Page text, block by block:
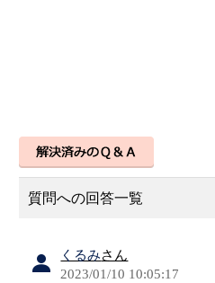
質問への回答一覧
くるみさん
2023/01/10 10:05:17